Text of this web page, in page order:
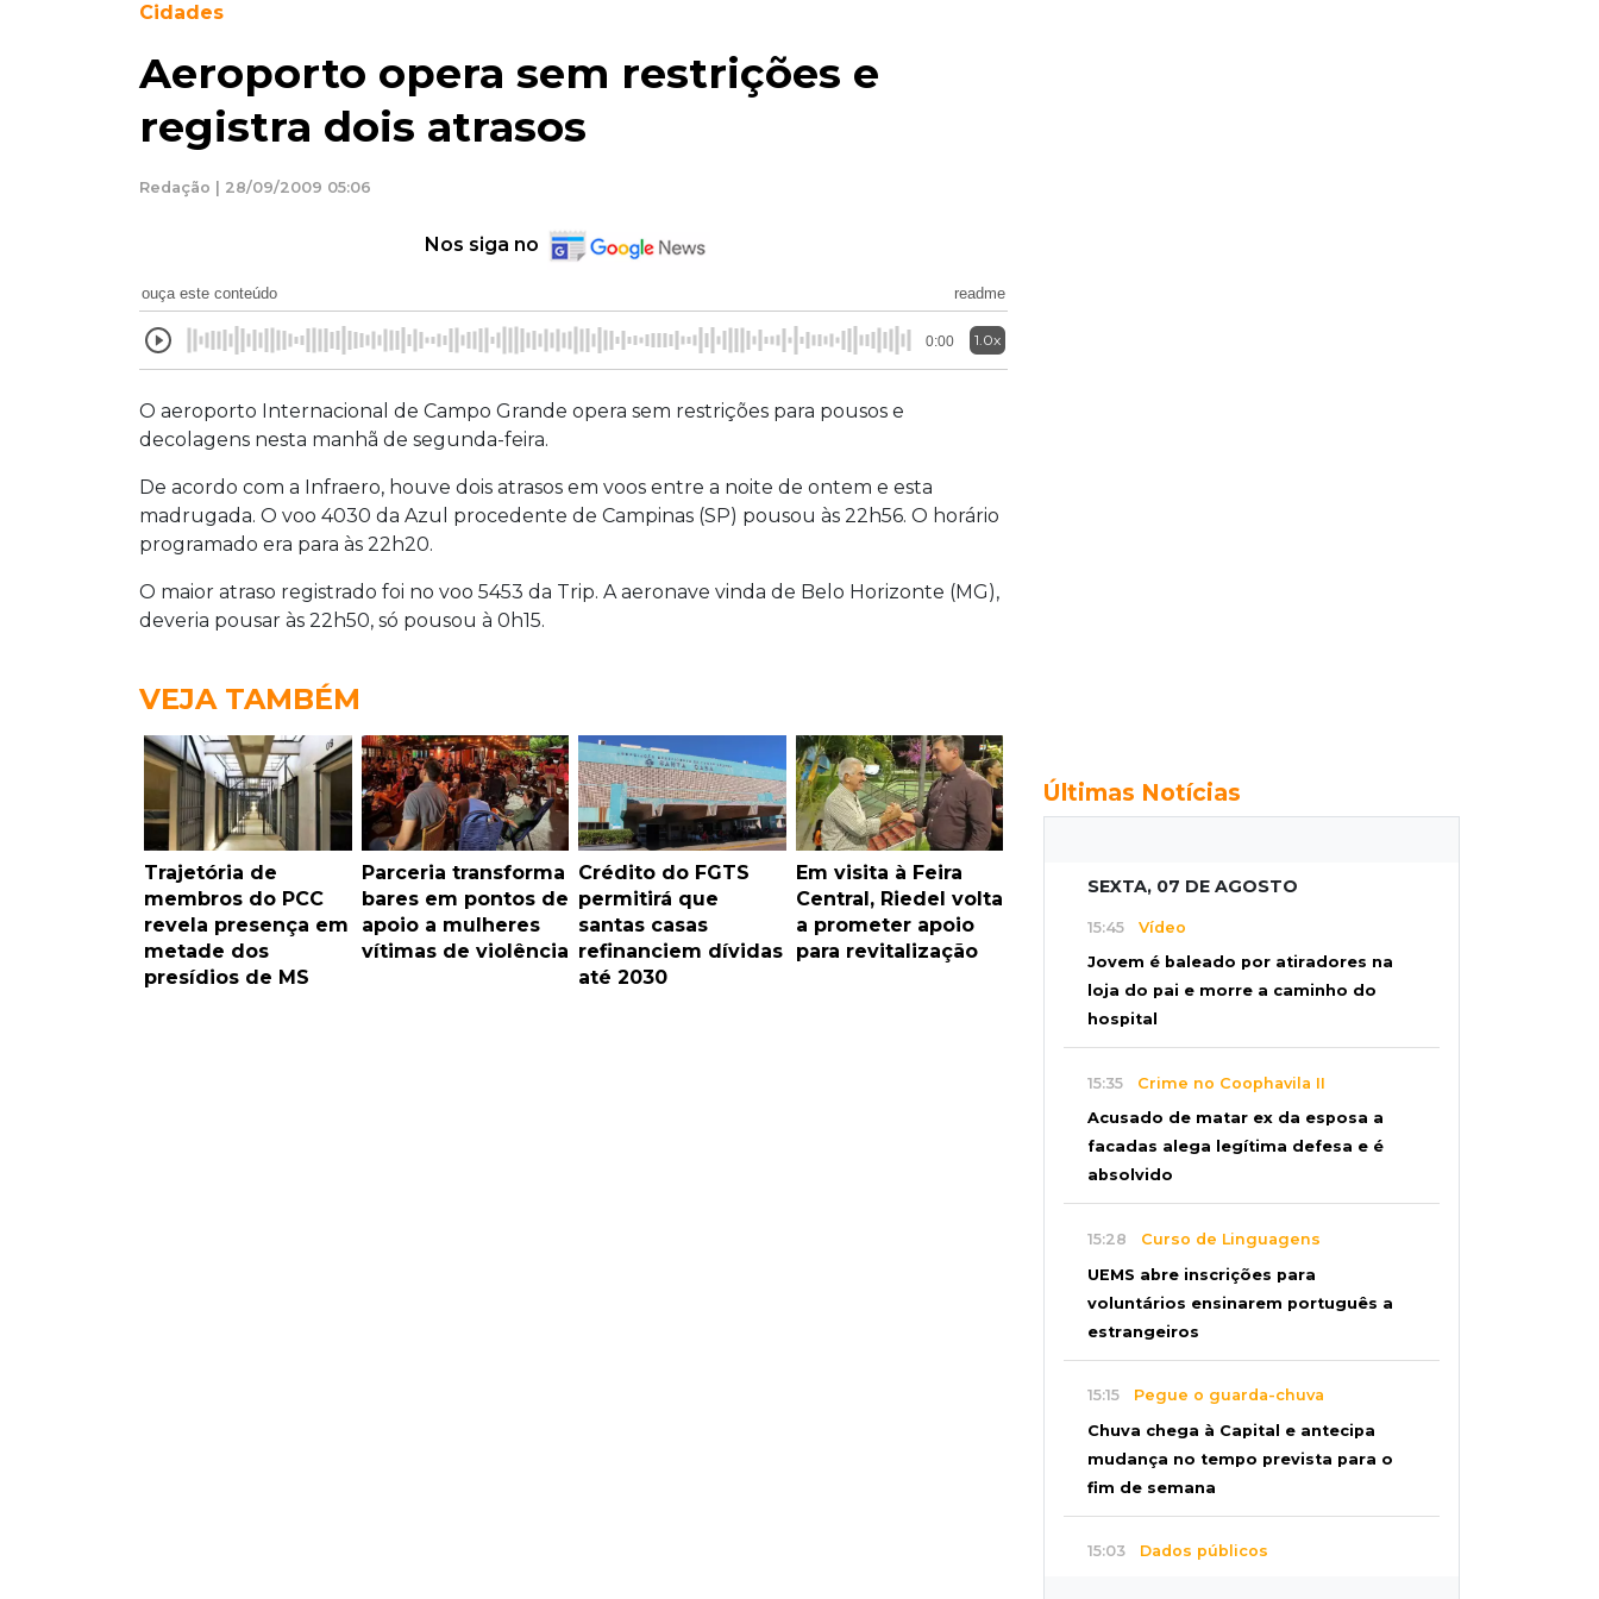
Cidades
Aeroporto opera sem restrições e
registra dois atrasos
Redação | 28/09/2009 05:06
Nos siga no
ouça este conteúdo readme
0:00 1.0x
O aeroporto Internacional de Campo Grande opera sem restrições para pousos e
decolagens nesta manhã de segunda-feira.
De acordo com a Infraero, houve dois atrasos em voos entre a noite de ontem e esta
madrugada. O voo 4030 da Azul procedente de Campinas (SP) pousou às 22h56. O horário
programado era para às 22h20.
O maior atraso registrado foi no voo 5453 da Trip. A aeronave vinda de Belo Horizonte (MG),
deveria pousar às 22h50, só pousou à 0h15.
VEJA TAMBÉM
Trajetória de
membros do PCC
revela presença em
metade dos
presídios de MS
Parceria transforma
bares em pontos de
apoio a mulheres
vítimas de violência
Crédito do FGTS
permitirá que
santas casas
refinanciem dívidas
até 2030
Em visita à Feira
Central, Riedel volta
a prometer apoio
para revitalização
Últimas Notícias
SEXTA, 07 DE AGOSTO
15:45 Vídeo
Jovem é baleado por atiradores na
loja do pai e morre a caminho do
hospital
15:35 Crime no Coophavila II
Acusado de matar ex da esposa a
facadas alega legítima defesa e é
absolvido
15:28 Curso de Linguagens
UEMS abre inscrições para
voluntários ensinarem português a
estrangeiros
15:15 Pegue o guarda-chuva
Chuva chega à Capital e antecipa
mudança no tempo prevista para o
fim de semana
15:03 Dados públicos